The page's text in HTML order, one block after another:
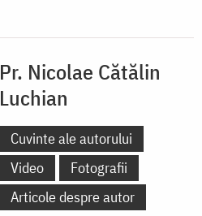
Pr. Nicolae Cătălin
Luchian
Cuvinte ale autorului
Video
Fotografii
Articole despre autor